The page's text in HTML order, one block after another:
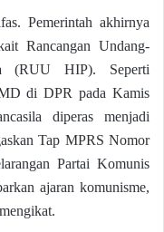
Pemerintah akhirnya
Rancangan Undang-
(RUU HIP). Seperti
di DPR pada Kamis
diperas menjadi
Tap MPRS Nomor
Partai Komunis
ajaran komunisme,